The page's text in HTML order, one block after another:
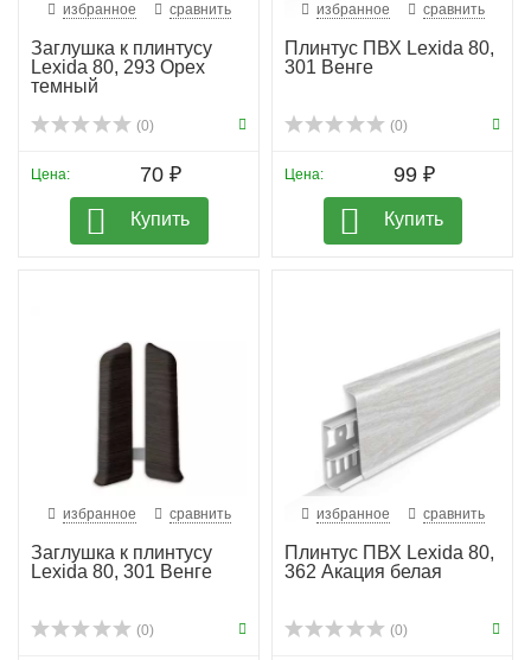
избранное сравнить
Заглушка к плинтусу
Lexida 80, 293 Орех
темный
(0)
Цена: 70 ₽
Купить
избранное сравнить
Плинтус ПВХ Lexida 80,
301 Венге
(0)
Цена: 99 ₽
Купить
избранное сравнить
Заглушка к плинтусу
Lexida 80, 301 Венге
(0)
избранное сравнить
Плинтус ПВХ Lexida 80,
362 Акация белая
(0)